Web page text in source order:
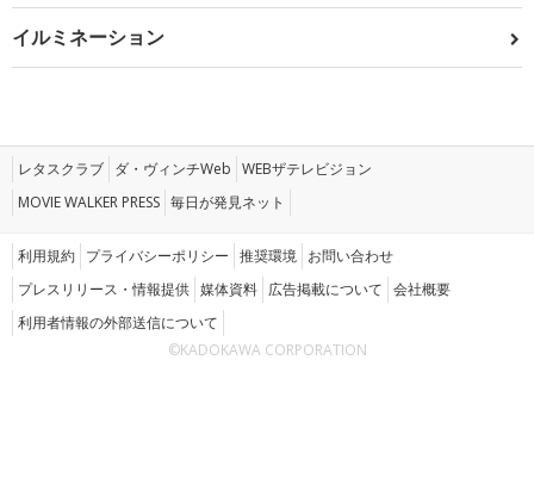
イルミネーション
レタスクラブ ダ・ヴィンチWeb WEBザテレビジョン
MOVIE WALKER PRESS 毎日が発見ネット
利用規約 プライバシーポリシー 推奨環境 お問い合わせ
プレスリリース・情報提供 媒体資料 広告掲載について 会社概要
利用者情報の外部送信について
©KADOKAWA CORPORATION